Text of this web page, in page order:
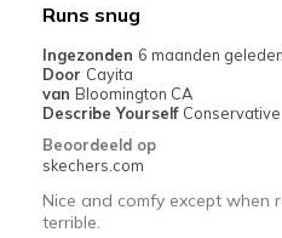
Runs snug
Ingezonden 6 maanden geleden
Door Cayita
van Bloomington CA
Describe Yourself Conservative
Beoordeeld op
skechers.com
Nice and comfy except when
terrible.